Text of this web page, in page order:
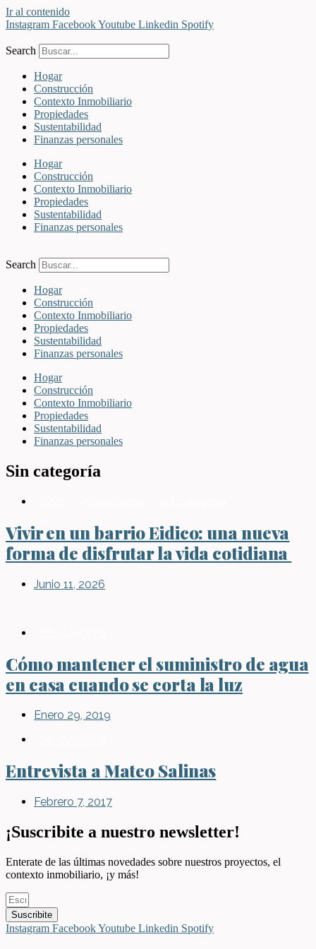
Ir al contenido
Instagram FacebookYoutube Linkedin Spotify
Search
Hogar
Construcción
Contexto Inmobiliario
Propiedades
Sustentabilidad
Finanzas personales
Hogar
Construcción
Contexto Inmobiliario
Propiedades
Sustentabilidad
Finanzas personales
Search
Hogar
Construcción
Contexto Inmobiliario
Propiedades
Sustentabilidad
Finanzas personales
Hogar
Construcción
Contexto Inmobiliario
Propiedades
Sustentabilidad
Finanzas personales
Sin categoría
Vivir en un barrio Eidico: una nueva
forma de disfrutar la vida cotidiana
Junio 11, 2026
Cómo mantener el suministro de agua
en casa cuando se corta la luz
Enero 29, 2019
Entrevista a Mateo Salinas
Febrero 7, 2017
¡Suscribite a nuestro newsletter!
Enterate de las últimas novedades sobre nuestros proyectos, el
contexto inmobiliario, ¡y más!
Suscribite
Instagram FacebookYoutube Linkedin Spotify